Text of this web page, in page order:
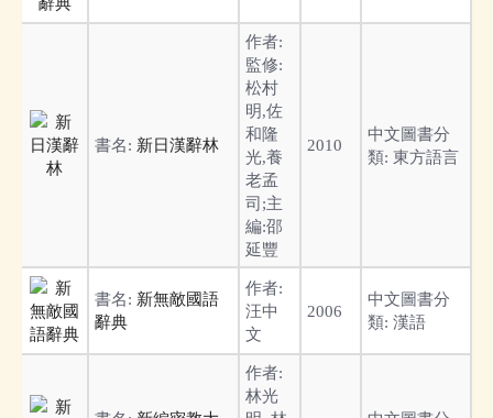
書名: 新日漢辭林
作者:
監修:
松村
明,佐
和隆
光,養
老孟
司;主
編:邵
延豐
2010
中文圖書分
類: 東方語言
書名: 新無敵國語
辭典
作者:
汪中
文
2006
中文圖書分
類: 漢語
作者:
林光